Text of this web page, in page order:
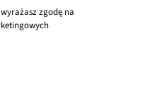
zgodę na